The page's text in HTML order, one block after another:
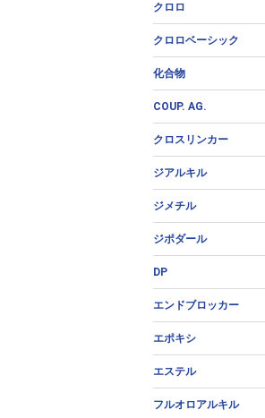
クロロ
クロロベーシック
化合物
COUP. AG.
クロスリンカー
ジアルキル
ジメチル
ジポダール
DP
エンドブロッカー
エポキシ
エステル
フルオロアルキル